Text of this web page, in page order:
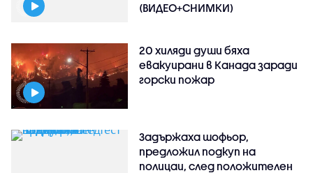
(ВИДЕО+СНИМКИ)
20 хиляди души бяха
евакуирани в Канада заради
горски пожар
Задържаха шофьор,
предложил подкуп на
полицаи, след положителен